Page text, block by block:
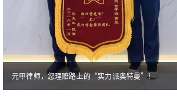
元甲律师，您理赔路上的“实力派奥特曼”！